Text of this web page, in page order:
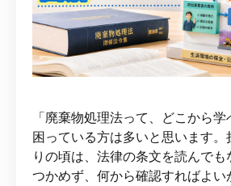
「廃棄物処理法って、どこから
困っている方は多いと思います
りの頃は、法律の条文を読んで
つかめず、何から確認すればよい